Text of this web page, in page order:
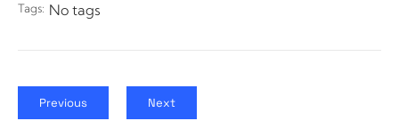
Tags: No tags
Previous Next